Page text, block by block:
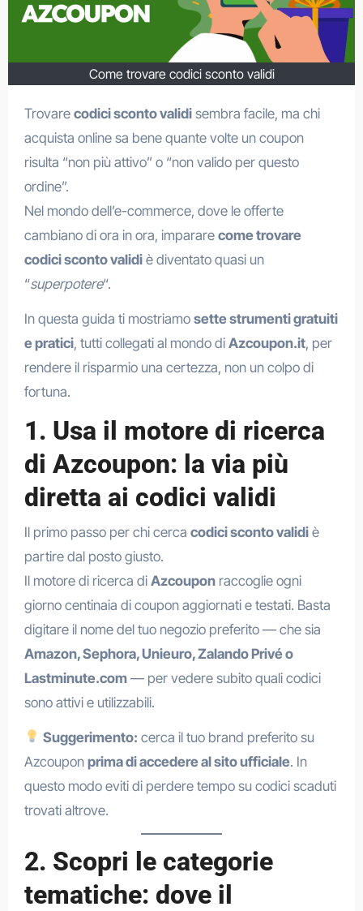
Come trovare codici sconto validi
Trovare codici sconto validisembra facile, ma chi
acquista online sa bene quante volte un coupon
risulta “non più attivo” o “non valido per questo
ordine”.
Nel mondo dell’e-commerce, dove le offerte
cambiano di ora in ora, imparare come trovare
codici sconto validiè diventato quasi un
“superpotere“.
In questa guida ti mostriamo sette strumenti gratuiti
e pratici, tutti collegati al mondo di Azcoupon.it, per
rendere il risparmio una certezza, non un colpo di
fortuna.
1. Usa il motore di ricerca
di Azcoupon: la via più
diretta ai codici validi
Il primo passo per chi cerca codici sconto validiè
partire dal posto giusto.
Il motore di ricerca di Azcouponraccoglie ogni
giorno centinaia di coupon aggiornati e testati. Basta
digitare il nome del tuo negozio preferito — che sia
Amazon, Sephora, Unieuro, Zalando Privé o
Lastminute.com— per vedere subito quali codici
sono attivi e utilizzabili.
Suggerimento: cerca il tuo brand preferito su
Azcoupon prima di accedere al sito ufficiale. In
questo modo eviti di perdere tempo su codici scaduti
trovati altrove.
2. Scopri le categorie
tematiche: dove il